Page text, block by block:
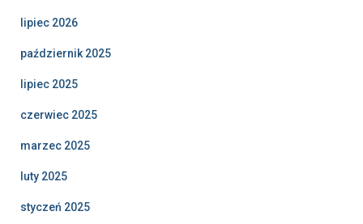
lipiec 2026
październik 2025
lipiec 2025
czerwiec 2025
marzec 2025
luty 2025
styczeń 2025